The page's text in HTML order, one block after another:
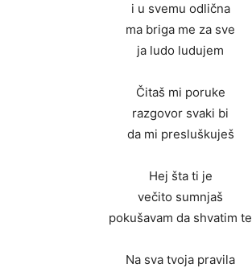
i u svemu odlična
ma briga me za sve
ja ludo ludujem
Čitaš mi poruke
razgovor svaki bi
da mi presluškuješ
Hej šta ti je
večito sumnjaš
pokušavam da shvatim te
Na sva tvoja pravila